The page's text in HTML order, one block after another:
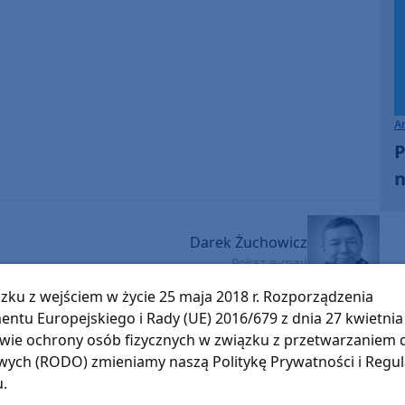
Darek Żuchowicz
Pokaż e-mail
O tej sprawie usłyszysz też w radiu Weekend
FM.
są
i
z wejściem w życie 25 maja 2018 r. Rozporządzenia
Europejskiego i Rady (UE) 2016/679 z dnia 27 kwietnia
ochrony osób fizycznych w związku z przetwarzaniem
(RODO) zmieniamy naszą Politykę Prywatności i